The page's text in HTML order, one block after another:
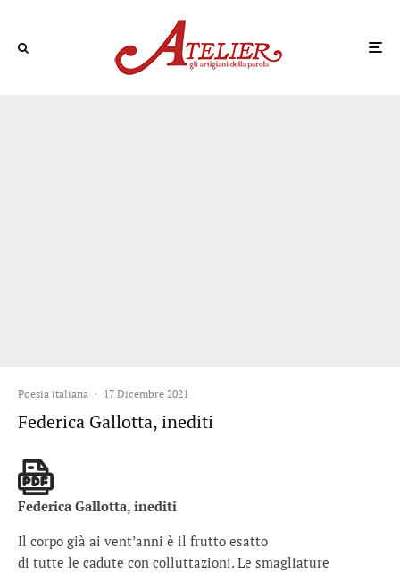
Poesia italiana · 17 Dicembre 2021
Federica Gallotta, inediti
Federica Gallotta, inediti
Il corpo già ai vent’anni è il frutto esatto
di tutte le cadute con colluttazioni. Le smagliature